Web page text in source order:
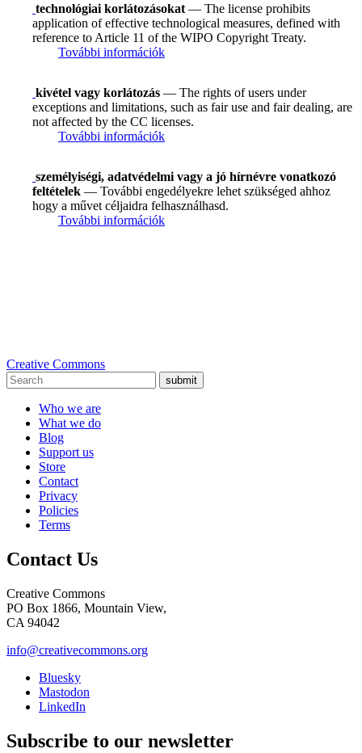
technológiai korlátozásokat — The license prohibits
application of effective technological measures, defined with
reference to Article 11 of the WIPO Copyright Treaty.
További információk
kivétel vagy korlátozás — The rights of users under
exceptions and limitations, such as fair use and fair dealing, are
not affected by the CC licenses.
További információk
személyiségi, adatvédelmi vagy a jó hírnévre vonatkozó
feltételek — További engedélyekre lehet szükséged ahhoz
hogy a művet céljaidra felhasználhasd.
További információk
Creative Commons
submit
Who we are
What we do
Blog
Support us
Store
Contact
Privacy
Policies
Terms
Contact Us
Creative Commons
PO Box 1866, Mountain View,
CA 94042
info@creativecommons.org
Bluesky
Mastodon
LinkedIn
Subscribe to our newsletter